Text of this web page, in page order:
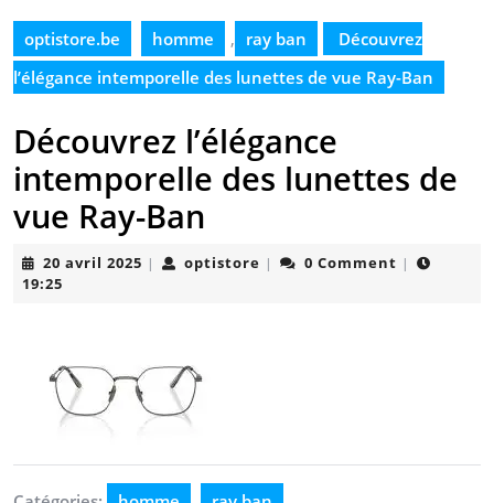
optistore.be homme , ray ban
Découvrez
l’élégance intemporelle des lunettes de vue Ray-Ban
Découvrez l’élégance
intemporelle des lunettes de
vue Ray-Ban
20 avril 2025 20| optistore optistore
| 0 Comment |
19:25